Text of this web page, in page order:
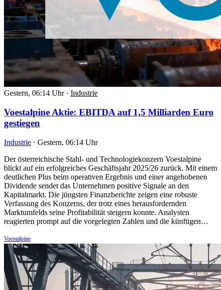
Gestern, 06:14 Uhr · Industrie
Voestalpine Aktie: EBITDA auf 1,5 Milliarden Euro
gestiegen
Industrie · Gestern, 06:14 Uhr
Der österreichische Stahl- und Technologiekonzern Voestalpine
blickt auf ein erfolgreiches Geschäftsjahr 2025/26 zurück. Mit einem
deutlichen Plus beim operativen Ergebnis und einer angehobenen
Dividende sendet das Unternehmen positive Signale an den
Kapitalmarkt. Die jüngsten Finanzberichte zeigen eine robuste
Verfassung des Konzerns, der trotz eines herausfordernden
Marktumfelds seine Profitabilität steigern konnte. Analysten
reagierten prompt auf die vorgelegten Zahlen und die künftigen…
Voestalpine